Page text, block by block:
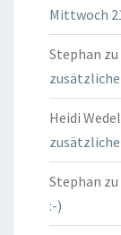
Mittwoch
Stephan zu
Heidi Wedel
Stephan zu
:-)